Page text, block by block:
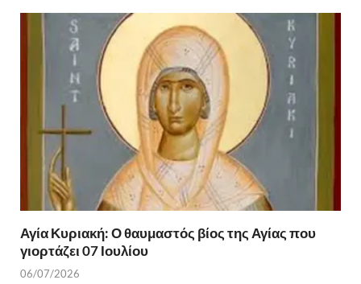
Αγία Κυριακή: Ο θαυμαστός βίος της Αγίας που
γιορτάζει 07 Ιουλίου
06/07/2026